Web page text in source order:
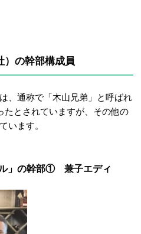
）の幹部構成員
、通称で「木山兄弟」と呼ばれ
たとされていますが、その他の
います。
」の幹部① 兼子エディ